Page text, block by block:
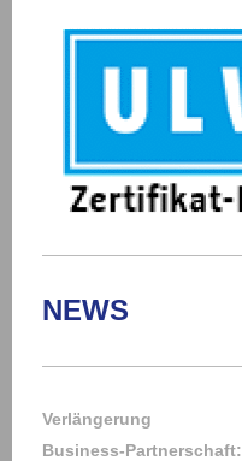
NEWS
Verlängerung
Business-Partnerschaft: